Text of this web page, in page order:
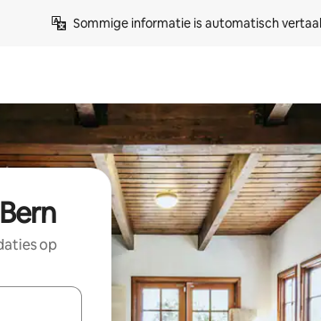
Sommige informatie is automatisch
op